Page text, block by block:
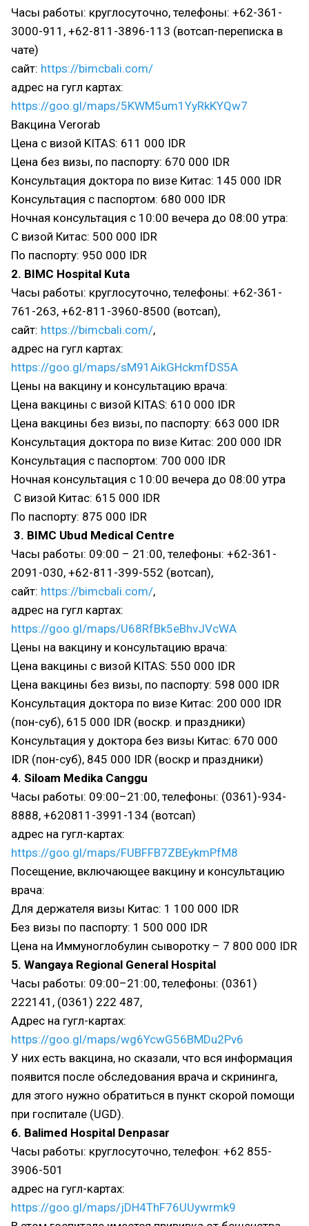
Часы работы: круглосуточно, телефоны: +62-361-
3000-911, +62-811-3896-113 (вотсап-переписка в
чате)
сайт: https://bimcbali.com/
адрес на гугл картах:
https://goo.gl/maps/5KWM5um1YyRkKYQw7
Вакцина Verorab
Цена с визой KITAS: 611 000 IDR
Цена без визы, по паспорту: 670 000 IDR
Консультация доктора по визе Китас: 145 000 IDR
Консультация с паспортом: 680 000 IDR
Ночная консультация с 10:00 вечера до 08:00 утра:
С визой Китас: 500 000 IDR
По паспорту: 950 000 IDR
2. BIMС Hospital Kuta
Часы работы: круглосуточно, телефоны: +62-361-
761-263, +62-811-3960-8500 (вотсап),
сайт: https://bimcbali.com/,
адрес на гугл картах:
https://goo.gl/maps/sM91AikGHckmfDS5A
Цены на вакцину и консультацию врача:
Цена вакцины с визой KITAS: 610 000 IDR
Цена вакцины без визы, по паспорту: 663 000 IDR
Консультация доктора по визе Китас: 200 000 IDR
Консультация с паспортом: 700 000 IDR
Ночная консультация с 10:00 вечера до 08:00 утра
С визой Китас: 615 000 IDR
По паспорту: 875 000 IDR
3. BIMC Ubud Medical Centre
Часы работы: 09:00 – 21:00, телефоны: +62-361-
2091-030, +62-811-399-552 (вотсап),
сайт: https://bimcbali.com/,
адрес на гугл картах:
https://goo.gl/maps/U68RfBk5eBhvJVcWA
Цены на вакцину и консультацию врача:
Цена вакцины с визой KITAS: 550 000 IDR
Цена вакцины без визы, по паспорту: 598 000 IDR
Консультация доктора по визе Китас: 200 000 IDR
(пон-суб), 615 000 IDR (воскр. и праздники)
Консультация у доктора без визы Китас: 670 000
IDR (пон-суб), 845 000 IDR (воскр и праздники)
4. Siloam Medika Canggu
Часы работы: 09:00–21:00, телефоны: (0361)-934-
8888, +620811-3991-134 (вотсап)
адрес на гугл-картах:
https://goo.gl/maps/FUBFFB7ZBEykmPfM8
Посещение, включающее вакцину и консультацию
врача:
Для держателя визы Китас: 1 100 000 IDR
Без визы по паспорту: 1 500 000 IDR
Цена на Иммуноглобулин сыворотку – 7 800 000 IDR
5. Wangaya Regional General Hospital
Часы работы: 09:00–21:00, телефоны: (0361)
222141, (0361) 222 487,
Адрес на гугл-картах:
https://goo.gl/maps/wg6YcwG56BMDu2Pv6
У них есть вакцина, но сказали, что вся информация
появится после обследования врача и скрининга,
для этого нужно обратиться в пункт скорой помощи
при госпитале (UGD).
6. Balimed Hospital Denpasar
Часы работы: круглосуточно, телефон: +62 855-
3906-501
адрес на гугл-картах:
https://goo.gl/maps/jDH4ThF76UUywrmk9